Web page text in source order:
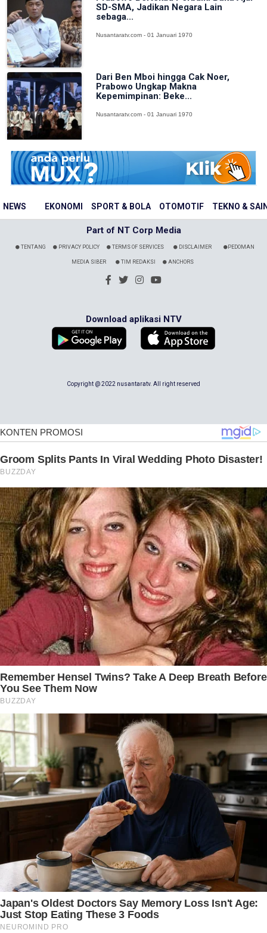
NEWS EKONOMI SPORT & BOLA OTOMOTIF TEKNO &
SD-SMA, Jadikan Negara Lain
sebaga...
Nusantaratv.com - 01 Januari 1970
Dari Ben Mboi hingga Cak Noer,
Prabowo Ungkap Makna
Kepemimpinan: Beke...
Nusantaratv.com - 01 Januari 1970
Part of NT Corp Media
TENTANG PRIVACY POLICY TERMS OF SERVICES DISCLAIMER PEDOMAN
MEDIA SIBER TIM REDAKSI ANCHORS
Download aplikasi NTV
Copyright @ 2022 nusantaratv. All right reserved